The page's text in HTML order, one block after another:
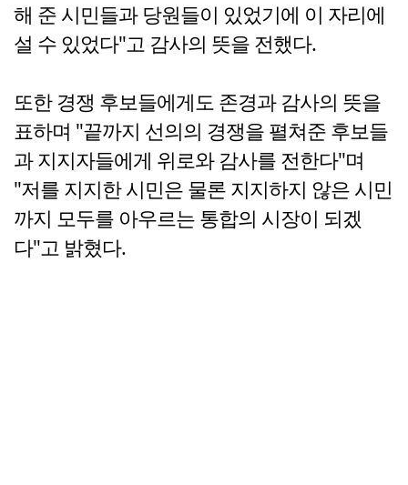
해 준 시민들과 당원들이 있었기에 이 자리에
설 수 있었다"고 감사의 뜻을 전했다.
또한 경쟁 후보들에게도 존경과 감사의 뜻을
표하며 "끝까지 선의의 경쟁을 펼쳐준 후보들
과 지지자들에게 위로와 감사를 전한다"며
"저를 지지한 시민은 물론 지지하지 않은 시민
까지 모두를 아우르는 통합의 시장이 되겠
다"고 밝혔다.